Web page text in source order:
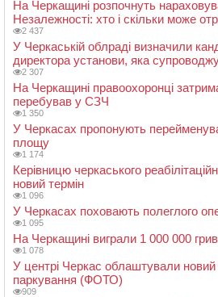
На Черкащині розпочнуть
Незалежності: хто і скільки може
2 437
У Черкаській облраді визначили
директора установи, яка
2 307
На Черкащині правоохоронці
перебував у СЗЧ
1 350
У Черкасах пропонують
площу
1 174
Керівницю черкаського
новий термін
1 096
У Черкасах поховають полеглого
1 095
На Черкащині виграли 1 000 000
1 078
У центрі Черкас облаштували
паркування (ФОТО)
909